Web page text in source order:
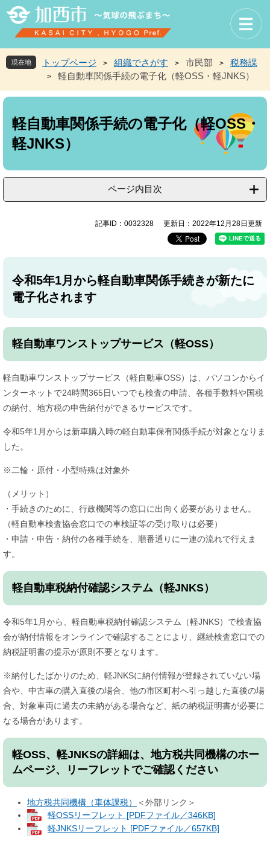
先
頭
す
を
飛
し
現在地 トップページ > 組織でさがす > 市民部 > 税務課
> 軽自動車関係手続の電子化（軽OSS・軽JNKS）
本
軽自動車関係手続の電子化（軽OSS・
軽JNKS）
ページ内目次
記事ID：0032328 更新日：2022年12月28日更新
令和5年1月から軽自動車関係手続きが新たに
電子化されます
軽自動車ワンストップサービス（軽OSS）
軽自動車ワンストップサービス（軽自動車OSS）は、パソコンからイ
ンターネットで24時間365日いつでも検査の申請、各種手数料や国税
の納付、地方税の申告納付ができるサービスです。
令和5年1月からは新車購入時の軽自動車保有関係手続が対象となりま
した。
※二輪・原付・小型特殊は対象外
（メリット）
・手続きのために、行政機関等の窓口に出向く必要がありません。
（軽自動車検査協会窓口での車検証等の受け取りは必要）
・申請・申告・納付の各種手続を、順番通りに一連の流れで行えま
す。
軽自動車税納付確認システム（軽JNKS）
令和5年1月から、軽自動車税納付確認システム（軽JNKS）で検査協
会が納付情報をオンラインで確認することにより、継続検査窓口での
納税証明書の提示が原則不要となります。
※納付したばかりのため、軽JNKSに納付情報が登録されていない場
合や、中古車の購入直後の場合、他の市区町村へ引っ越した直後の場
合、対象車両に過去の未納がある場合など、紙の納税証明書が必要に
なる場合があります。
軽OSS、軽JNKSの詳細は、地方税共同機構のホー
ムページ、リーフレットでご確認ください
地方税共同機構（車体課税）
＜外部リンク＞
軽OSSリーフレット [PDFファイル／346KB]
軽JNKSリーフレット [PDFファイル／657KB]